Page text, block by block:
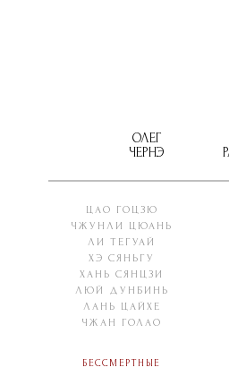
ОЛЕГ
ЧЕРНЭ
ЦАО ГОЦЗЮ
ЧЖУНЛИ ЦЮАНЬ
ЛИ ТЕГУАЙ
ХЭ СЯНЬГУ
ХАНЬ СЯНЦЗИ
ЛЮЙ ДУНБИНЬ
ЛАНЬ ЦАЙХЕ
ЧЖАН ГОЛАО
Бессмертные